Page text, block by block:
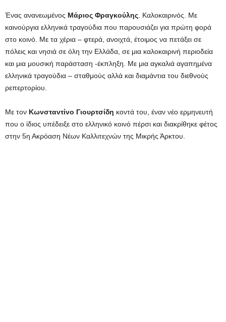
Ένας ανανεωμένος Μάριος Φραγκούλης . Καλοκαιρινός. Με
καινούργια ελληνικά τραγούδια που παρουσιάζει για πρώτη φορά
στο κοινό. Με τα χέρια – φτερά, ανοιχτά, έτοιμος να πετάξει σε
πόλεις και νησιά σε όλη την Ελλάδα, σε μια καλοκαιρινή περιοδεία
και μια μουσική παράσταση -έκπληξη. Με μια αγκαλιά αγαπημένα
ελληνικά τραγούδια – σταθμούς αλλά και διαμάντια του διεθνούς
ρεπερτορίου.
Με τον Κωνσταντίνο Γιουρτσίδη κοντά του, έναν νέο ερμηνευτή
που ο ίδιος υπέδειξε στο ελληνικό κοινό πέρσι και διακρίθηκε φέτος
στην 5η Ακρόαση Νέων Καλλιτεχνών της Μικρής Άρκτου.